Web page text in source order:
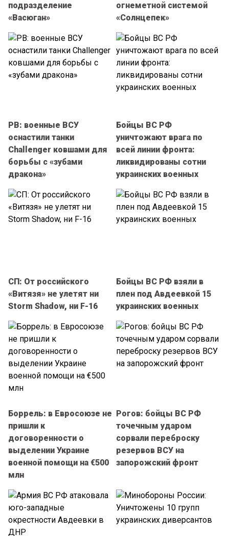
подразделение
«Васюган»
огнеметной системой
«Солнцепек»
РВ: военные ВСУ
оснастили танки
Challenger ковшами для
борьбы с «зубами
дракона»
Бойцы ВС РФ
уничтожают врага по
всей линии фронта:
ликвидированы сотни
украинских военных
СП: От российского
«Витязя» не улетят ни
Storm Shadow, ни F-16
Бойцы ВС РФ взяли в
плен под Авдеевкой 15
украинских военных
Боррель: в Евросоюзе не
пришли к
договоренности о
выделении Украине
военной помощи на €500
млн
Рогов: бойцы ВС РФ
точечным ударом
сорвали переброску
резервов ВСУ на
запорожский фронт